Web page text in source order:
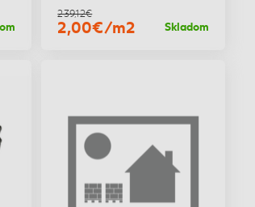
239,12€
2,00€/m2 Skladom